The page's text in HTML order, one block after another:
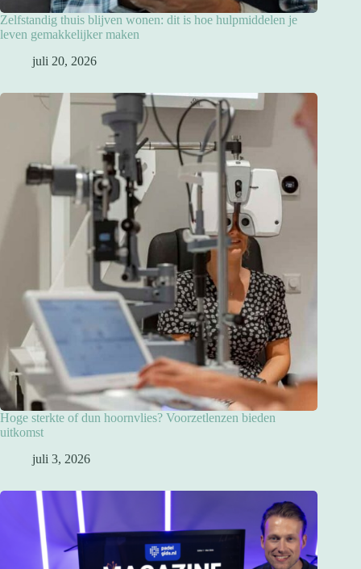
Zelfstandig thuis blijven wonen: dit is hoe hulpmiddelen je
leven gemakkelijker maken
juli 20, 2026
Hoge sterkte of dun hoornvlies? Voorzetlenzen bieden
uitkomst
juli 3, 2026